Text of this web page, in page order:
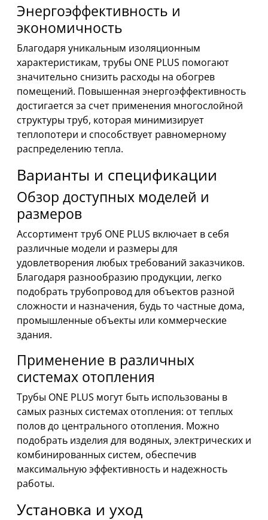
Энергоэффективность и
экономичность
Благодаря уникальным изоляционным
характеристикам, трубы ONE PLUS помогают
значительно снизить расходы на обогрев
помещений. Повышенная энергоэффективность
достигается за счет применения многослойной
структуры труб, которая минимизирует
теплопотери и способствует равномерному
распределению тепла.
Варианты и спецификации
Обзор доступных моделей и
размеров
Ассортимент труб ONE PLUS включает в себя
различные модели и размеры для
удовлетворения любых требований заказчиков.
Благодаря разнообразию продукции, легко
подобрать трубопровод для объектов разной
сложности и назначения, будь то частные дома,
промышленные объекты или коммерческие
здания.
Применение в различных
системах отопления
Трубы ONE PLUS могут быть использованы в
самых разных системах отопления: от теплых
полов до центрального отопления. Можно
подобрать изделия для водяных, электрических и
комбинированных систем, обеспечив
максимальную эффективность и надежность
работы.
Установка и уход